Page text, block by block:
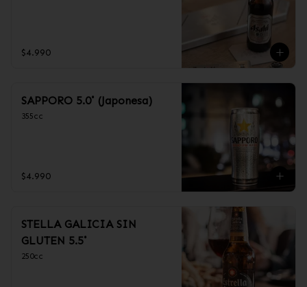
$4.990
SAPPORO 5.0˚ (Japonesa)
355cc
$4.990
STELLA GALICIA SIN
GLUTEN 5.5˚
250cc